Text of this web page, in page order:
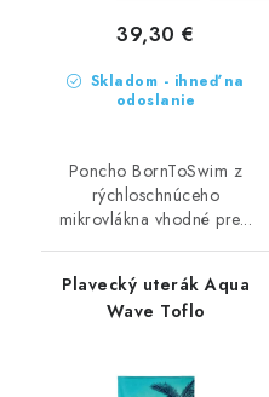
Skladom - ihneď na
odoslanie
39,30 €
Poncho BornToSwim z
rýchloschnúceho
mikrovlákna vhodné pre...
Plavecký uterák Aqua
Wave Toflo